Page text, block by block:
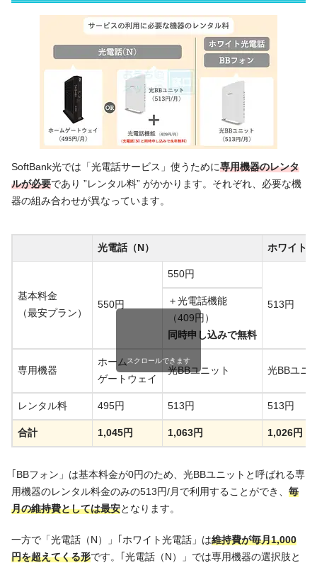
SoftBank光では「光電話サービス」使うために専用機器のレンタ
ルが必要であり ”レンタル料” がかかります。それぞれ、必要な機
器の組み合わせが異なっています。
光電話（N） ホワイト
基本料金
（最安プラン）
550円
550円
513円
＋光電話機能
（409円）
同時申し込みで無料
専用機器
ホーム
ゲートウェイ
光BBユニット 光BBユニ
レンタル料 495円 513円 513円
合計 1,045円 1,063円 1,026円
スクロールできます
｢BBフォン」は基本料金が0円のため、光BBユニットと呼ばれる専
用機器のレンタル料金のみの513円/月で利用することができ、 毎
月の維持費としては最安となります。
一方で「光電話（N）」｢ホワイト光電話」は維持費が毎月1,000
円を超えてくる形です。｢光電話（N）」では専用機器の選択肢と